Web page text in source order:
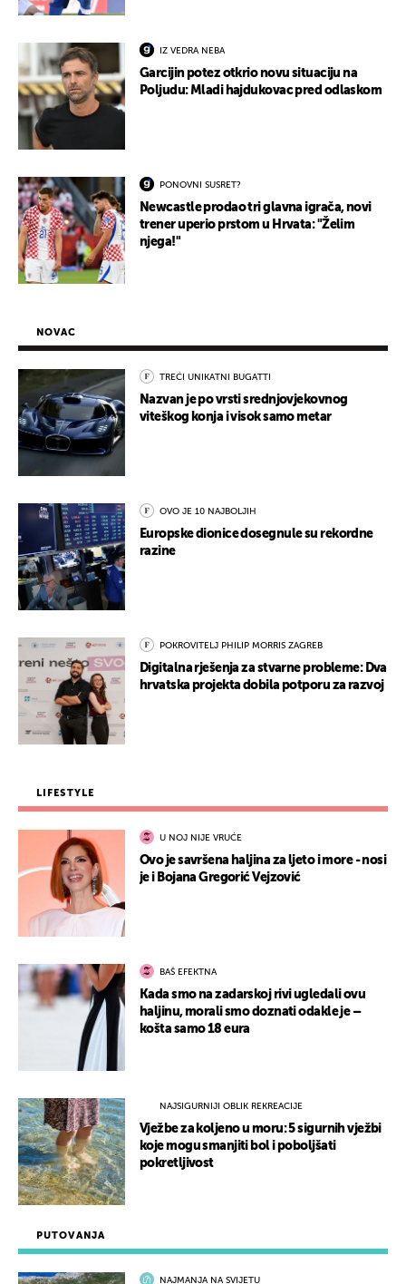
IZ VEDRA NEBA
Garcijin potez otkrio novu situaciju na
Poljudu: Mladi hajdukovac pred odlaskom
PONOVNI SUSRET?
Newcastle prodao tri glavna igrača, novi
trener uperio prstom u Hrvata: "Želim
njega!"
PUTOVANJA
NAJMANJA NA SVIJETU
NOVAC
TREĆI UNIKATNI BUGATTI
Nazvan je po vrsti srednjovjekovnog
viteškog konja i visok samo metar
OVO JE 10 NAJBOLJIH
Europske dionice dosegnule su rekordne
razine
POKROVITELJ PHILIP MORRIS ZAGREB
Digitalna rješenja za stvarne probleme: Dva
hrvatska projekta dobila potporu za razvoj
LIFESTYLE
U NOJ NIJE VRUĆE
Ovo je savršena haljina za ljeto i more - nosi
je i Bojana Gregorić Vejzović
BAŠ EFEKTNA
Kada smo na zadarskoj rivi ugledali ovu
haljinu, morali smo doznati odakle je –
košta samo 18 eura
NAJSIGURNIJI OBLIK REKREACIJE
Vježbe za koljeno u moru: 5 sigurnih vježbi
koje mogu smanjiti bol i poboljšati
pokretljivost